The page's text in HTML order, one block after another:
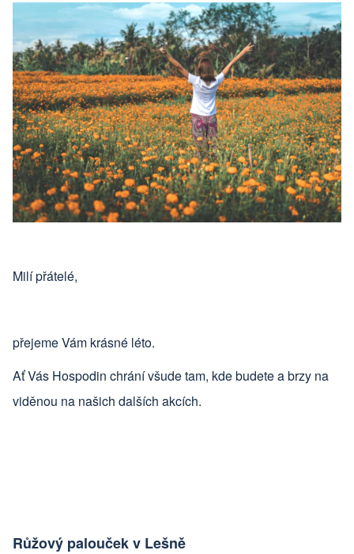
Milí přátelé,
přejeme Vám krásné léto.
Ať Vás Hospodin chrání všude tam, kde budete a brzy na
viděnou na našich dalších akcích.
Růžový palouček v Lešně